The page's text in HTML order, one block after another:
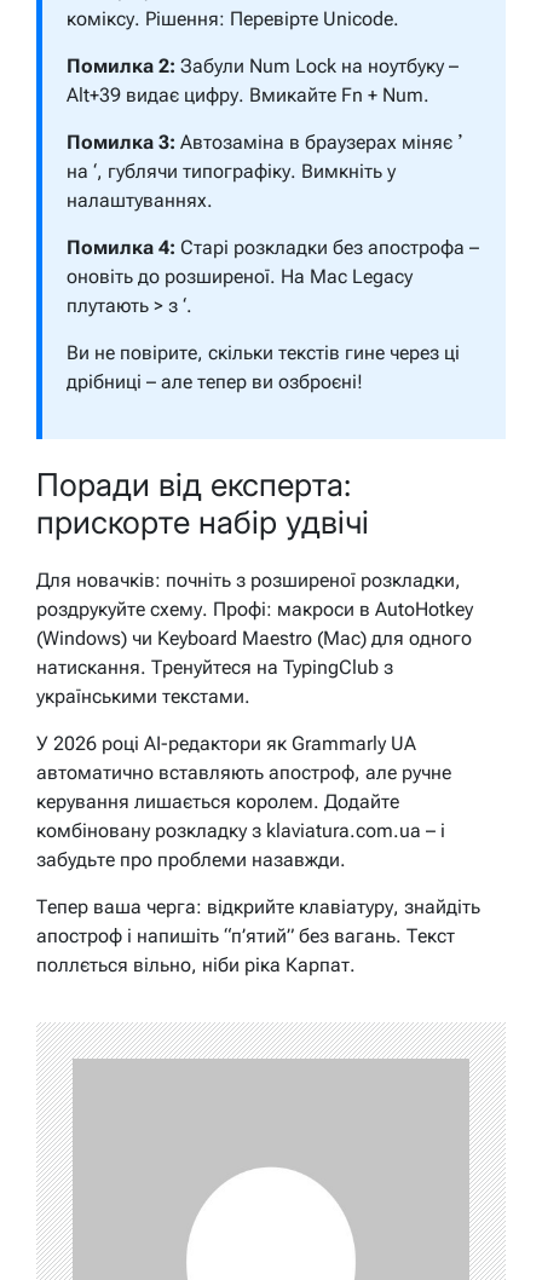
коміксу. Рішення: Перевірте Unicode.
Помилка 2: Забули Num Lock на ноутбуку –
Alt+39 видає цифру. Вмикайте Fn + Num.
Помилка 3: Автозаміна в браузерах міняє ʼ
на ‘, гублячи типографіку. Вимкніть у
налаштуваннях.
Помилка 4: Старі розкладки без апострофа –
оновіть до розширеної. На Mac Legacy
плутають > з ‘.
Ви не повірите, скільки текстів гине через ці
дрібниці – але тепер ви озброєні!
Поради від експерта:
прискорте набір удвічі
Для новачків: почніть з розширеної розкладки,
роздрукуйте схему. Профі: макроси в AutoHotkey
(Windows) чи Keyboard Maestro (Mac) для одного
натискання. Тренуйтеся на TypingClub з
українськими текстами.
У 2026 році AI-редактори як Grammarly UA
автоматично вставляють апостроф, але ручне
керування лишається королем. Додайте
комбіновану розкладку з klaviatura.com.ua – і
забудьте про проблеми назавжди.
Тепер ваша черга: відкрийте клавіатуру, знайдіть
апостроф і напишіть “п’ятий” без вагань. Текст
поллється вільно, ніби ріка Карпат.